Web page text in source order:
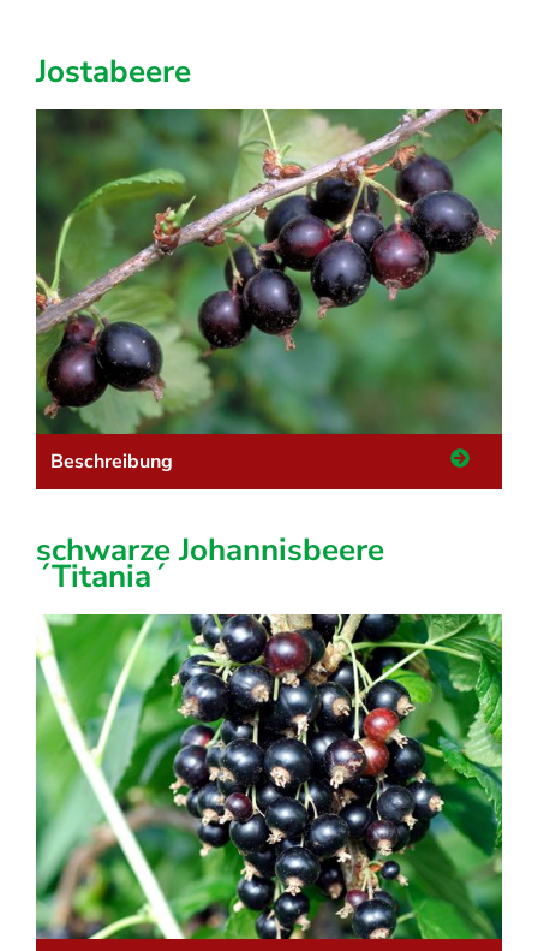
Jostabeere
Beschreibung
schwarze Johannisbeere
´Titania´